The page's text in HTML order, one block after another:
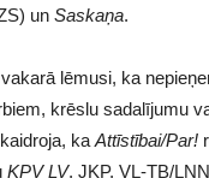
un Saskaņa.
lēmusi, ka
krēslu sadalījumu
ka Attīstībai/Par!
KPV LV, JKP, VL-TB/